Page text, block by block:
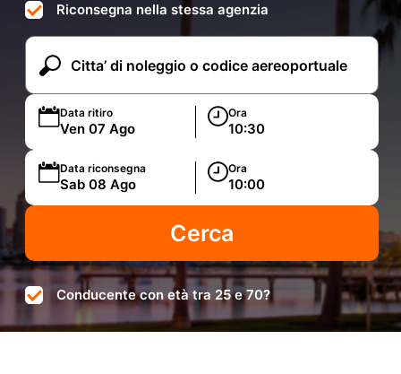
Riconsegna nella stessa agenzia
Data ritiro Ora
Data riconsegna Ora
Conducente con età tra 25 e 70?